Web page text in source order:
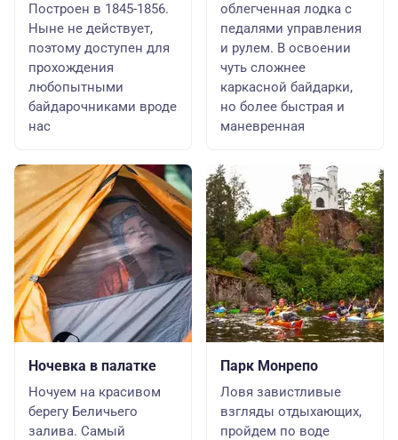
Построен в 1845-1856.
Ныне не действует,
поэтому доступен для
прохождения
любопытными
байдарочниками вроде
нас
Ночевка в палатке
Ночуем на красивом
берегу Беличьего
залива. Самый
облегченная лодка с
педалями управления
и рулем. В освоении
чуть сложнее
каркасной байдарки,
но более быстрая и
маневренная
Парк Монрепо
Ловя завистливые
взгляды отдыхающих,
пройдем по воде